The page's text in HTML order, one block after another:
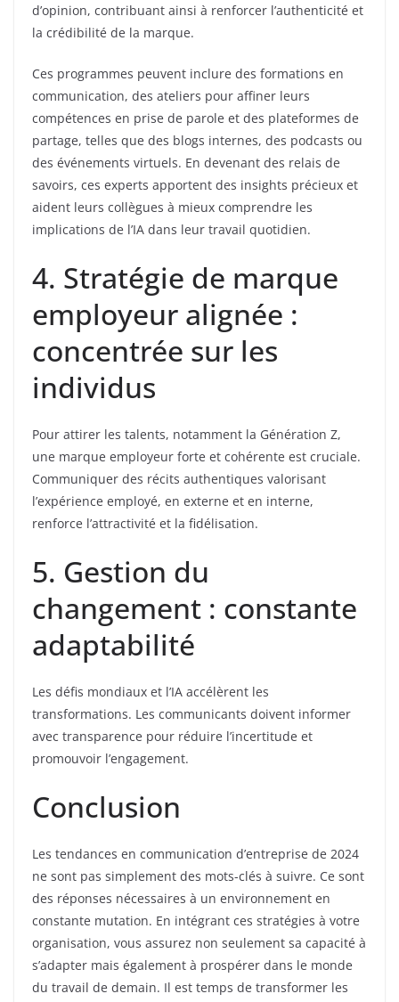
d’opinion, contribuant ainsi à renforcer l’authenticité et
la crédibilité de la marque.
Ces programmes peuvent inclure des formations en
communication, des ateliers pour affiner leurs
compétences en prise de parole et des plateformes de
partage, telles que des blogs internes, des podcasts ou
des événements virtuels. En devenant des relais de
savoirs, ces experts apportent des insights précieux et
aident leurs collègues à mieux comprendre les
implications de l’IA dans leur travail quotidien.
4. Stratégie de marque
employeur alignée :
concentrée sur les
individus
Pour attirer les talents, notamment la Génération Z,
une marque employeur forte et cohérente est cruciale.
Communiquer des récits authentiques valorisant
l’expérience employé, en externe et en interne,
renforce l’attractivité et la fidélisation.
5. Gestion du
changement : constante
adaptabilité
Les défis mondiaux et l’IA accélèrent les
transformations. Les communicants doivent informer
avec transparence pour réduire l’incertitude et
promouvoir l’engagement.
Conclusion
Les tendances en communication d’entreprise de 2024
ne sont pas simplement des mots-clés à suivre. Ce sont
des réponses nécessaires à un environnement en
constante mutation. En intégrant ces stratégies à votre
organisation, vous assurez non seulement sa capacité à
s’adapter mais également à prospérer dans le monde
du travail de demain. Il est temps de transformer les